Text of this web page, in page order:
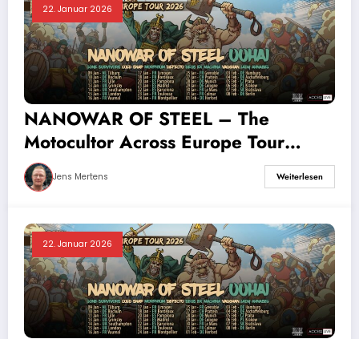
22. Januar 2026
NANOWAR OF STEEL – The
Motocultor Across Europe Tour
2026Jens Mertens Weiterlesen
22. Januar 2026